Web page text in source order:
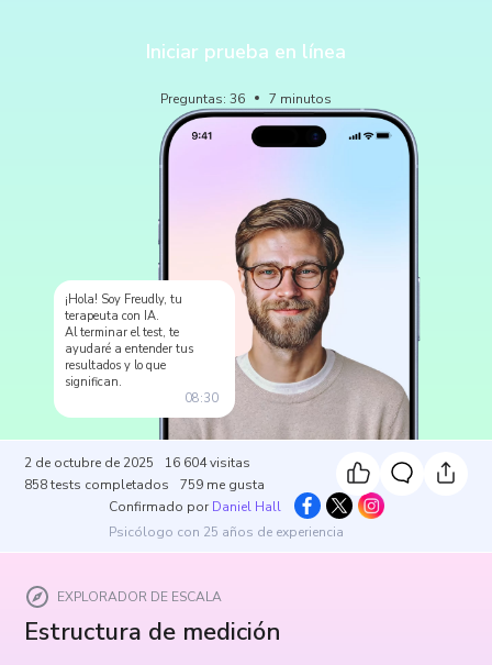
Iniciar prueba en línea
Preguntas:36 7 minutos
¡Hola! Soy Freudly, tu
terapeuta con IA.
Al terminar el test, te
ayudaré a entender tus
resultados y lo que
significan.
08:30
2 de octubre de 2025 16 604visitas
858 tests completados 759 me gusta
Confirmado por Daniel Hall
Psicólogo con 25 años de experiencia
EXPLORADOR DE ESCALA
Estructura de medición